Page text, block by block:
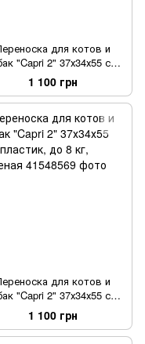
для котов и
"Capri 2" 37х34х55 см,
пластик, до 8 кг, синяя
1 100 грн
для котов и
"Capri 2" 37х34х55 см,
до 8 кг, зеленая
1 100 грн